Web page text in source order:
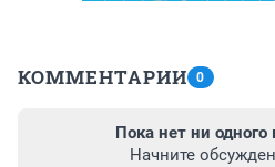
КОММЕНТАРИИ 0
Пока нет ни
Начните